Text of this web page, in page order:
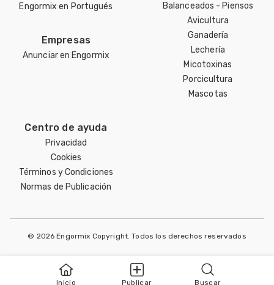
Inicio Publicar Buscar
Engormix en Portugués
Empresas
Anunciar en Engormix
Balanceados - Piensos
Avicultura
Ganadería
Lechería
Micotoxinas
Porcicultura
Mascotas
Centro de ayuda
Privacidad
Cookies
Términos y Condiciones
Normas de Publicación
© 2026 Engormix Copyright. Todos los derechos reservados